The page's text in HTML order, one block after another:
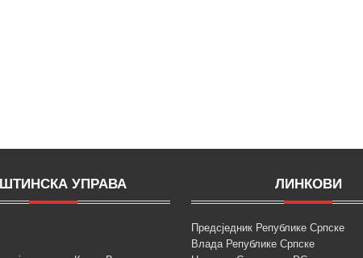
УПРАВА ЛИНКОВИ
Предсједник Републике Српске
Влада Републике Српске